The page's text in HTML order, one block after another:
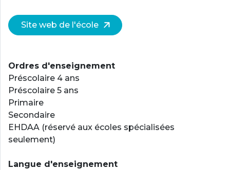
Site web de l'école
Ordres d'enseignement
Préscolaire 4 ans
Préscolaire 5 ans
Primaire
Secondaire
EHDAA (réservé aux écoles spécialisées
seulement)
Langue d'enseignement